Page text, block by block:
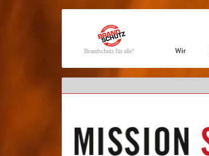
Brandschutz für alle!
Navigation
Wir
Navigation
überspringen